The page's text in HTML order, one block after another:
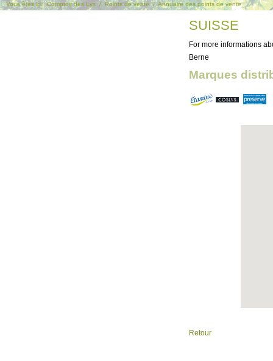
Vous êtes ici : Comptoir des Lys /Points de vente /Annuaire des points de vente
SUISSE
For more informations
Berne
Marques
Retour